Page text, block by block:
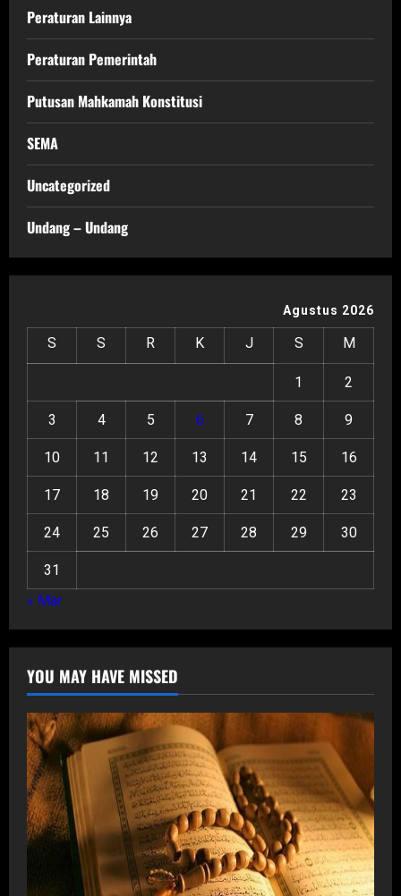
Peraturan Lainnya
Peraturan Pemerintah
Putusan Mahkamah Konstitusi
SEMA
Uncategorized
Undang – Undang
Agustus 2026
S S R K J S M
1 2
3 4 5 6 7 8 9
10 11 12 13 14 15 16
17 18 19 20 21 22 23
24 25 26 27 28 29 30
31
« Mar
YOU MAY HAVE MISSED